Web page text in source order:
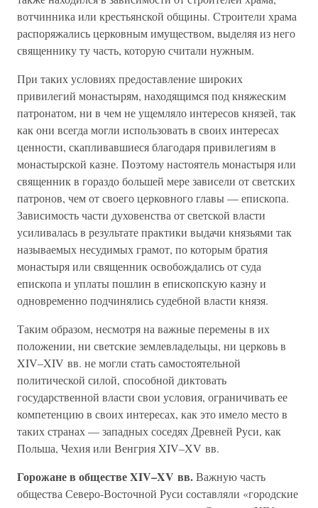
вотчинника или крестьянской общины. Строители храма
распоряжались церковным имуществом, выделяя из него
священнику ту часть, которую считали нужным.
При таких условиях предоставление широких
привилегий монастырям, находящимся под княжеским
патронатом, ни в чем не ущемляло интересов князей, так
как они всегда могли использовать в своих интересах
ценности, скапливавшиеся благодаря привилегиям в
монастырской казне. Поэтому настоятель монастыря или
священник в гораздо большей мере зависели от светских
патронов, чем от своего церковного главы — епископа.
Зависимость части духовенства от светской власти
усиливалась в результате практики выдачи князьями так
называемых несудимых грамот, по которым братия
монастыря или священник освобождались от суда
епископа и уплаты пошлин в епископскую казну и
одновременно подчинялись судебной власти князя.
Таким образом, несмотря на важные перемены в их
положении, ни светские землевладельцы, ни церковь в
XIV–XIV вв. не могли стать самостоятельной
политической силой, способной диктовать
государственной власти свои условия, ограничивать ее
компетенцию в своих интересах, как это имело место в
таких странах — западных соседях Древней Руси, как
Польша, Чехия или Венгрия XIV–XV вв.
Горожане в обществе XIV–XV вв.Важную часть
общества Северо-Восточной Руси составляли «городские